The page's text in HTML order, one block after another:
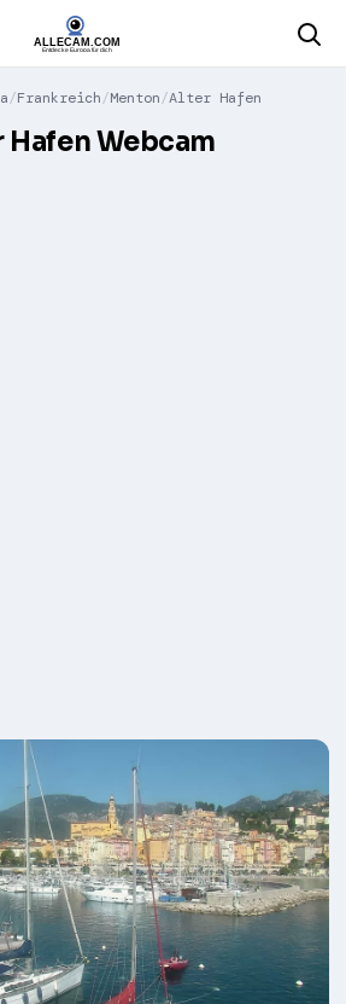
Frankreich Menton Alter Hafen
Webcam